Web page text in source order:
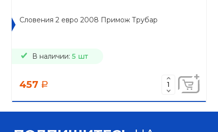
Словения 2 евро 2008 Примож Трубар
В наличии: 5 шт
457 a